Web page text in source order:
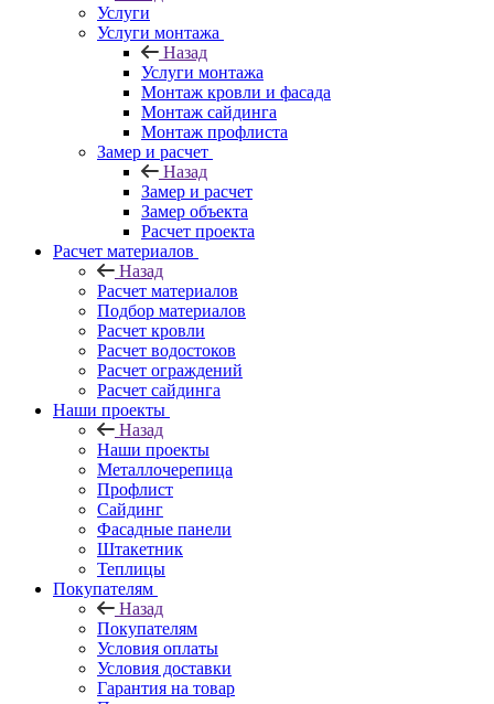
Услуги
Услуги монтажа
Назад
Услуги монтажа
Монтаж кровли и фасада
Монтаж сайдинга
Монтаж профлиста
Замер и расчет
Назад
Замер и расчет
Замер объекта
Расчет проекта
Расчет материалов
Назад
Расчет материалов
Подбор материалов
Расчет кровли
Расчет водостоков
Расчет ограждений
Расчет сайдинга
Наши проекты
Назад
Наши проекты
Металлочерепица
Профлист
Сайдинг
Фасадные панели
Штакетник
Теплицы
Покупателям
Назад
Покупателям
Условия оплаты
Условия доставки
Гарантия на товар